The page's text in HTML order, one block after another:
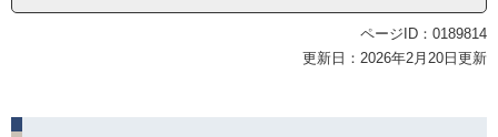
ページID：0189814
更新日：2026年2月20日更新